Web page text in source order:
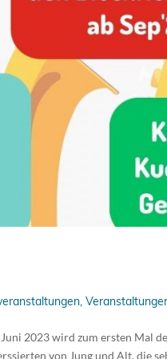
,
2023 wird zum ersten Mal
von Jung und Alt, die